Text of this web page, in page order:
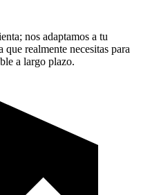
nos adaptamos a tu
realmente necesitas para
a largo plazo.